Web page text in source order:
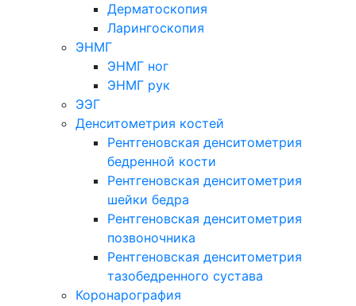
Дерматоскопия
Ларингоскопия
ЭНМГ
ЭНМГ ног
ЭНМГ рук
ЭЭГ
Денситометрия костей
Рентгеновская денситометрия
бедренной кости
Рентгеновская денситометрия
шейки бедра
Рентгеновская денситометрия
позвоночника
Рентгеновская денситометрия
тазобедренного сустава
Коронарография